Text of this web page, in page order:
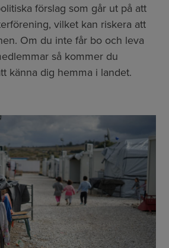
förslag som går ut på att
vilket kan riskera att
Om du inte får bo och leva
så kommer du
känna dig hemma i landet.